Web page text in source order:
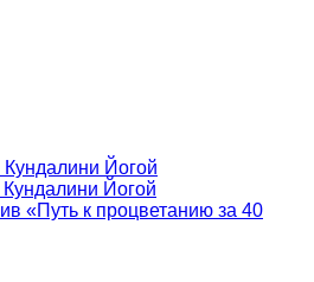
Кундалини Йогой
Йогой
«Путь к процветанию за 40